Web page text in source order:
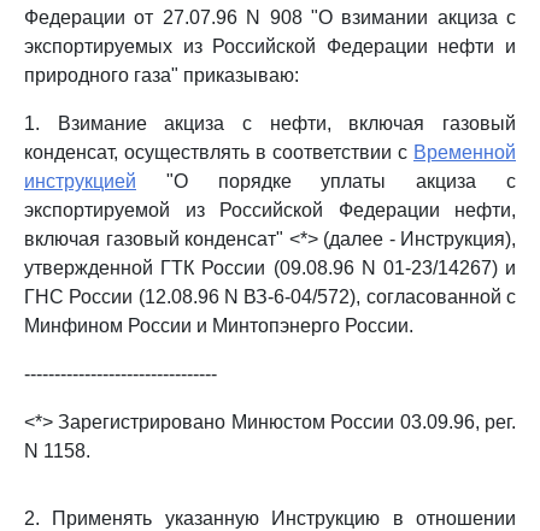
Федерации от 27.07.96 N 908 "О взимании акциза с
экспортируемых из Российской Федерации нефти и
природного газа" приказываю:
1. Взимание акциза с нефти, включая газовый
конденсат, осуществлять в соответствии с Временной
инструкцией "О порядке уплаты акциза с
экспортируемой из Российской Федерации нефти,
включая газовый конденсат" <*> (далее - Инструкция),
утвержденной ГТК России (09.08.96 N 01-23/14267) и
ГНС России (12.08.96 N ВЗ-6-04/572), согласованной с
Минфином России и Минтопэнерго России.
--------------------------------
<*> Зарегистрировано Минюстом России 03.09.96, рег.
N 1158.
2. Применять указанную Инструкцию в отношении